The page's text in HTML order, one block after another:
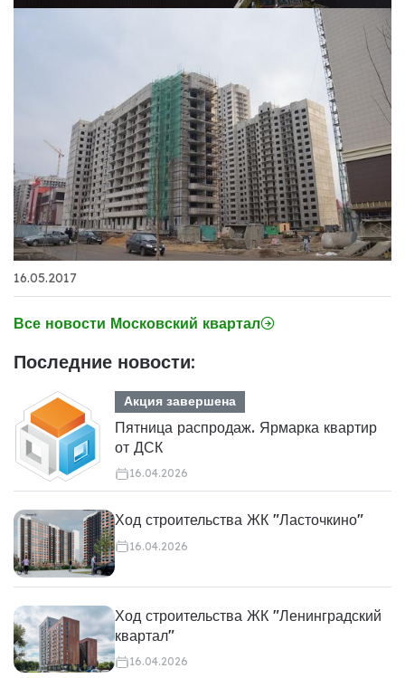
16.05.2017
Все новости Московский квартал
Последние новости:
Акция завершена
Пятница распродаж. Ярмарка квартир
от ДСК
16.04.2026
Ход строительства ЖК "Ласточкино"
16.04.2026
Ход строительства ЖК "Ленинградский
квартал"
16.04.2026